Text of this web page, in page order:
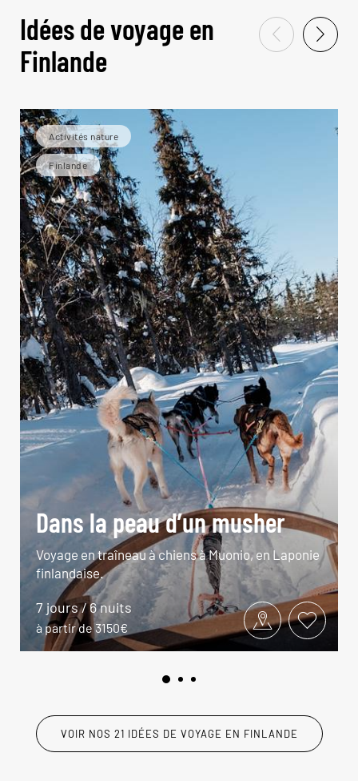
Idées de voyage en
Finlande
Activités nature
Finlande
Dans la peau d’un musher
Voyage en traîneau à chiens à Muonio, en Laponie
finlandaise.
7 jours / 6 nuits
à partir de 3150€
VOIR NOS 21 IDÉES DE VOYAGE EN FINLANDE